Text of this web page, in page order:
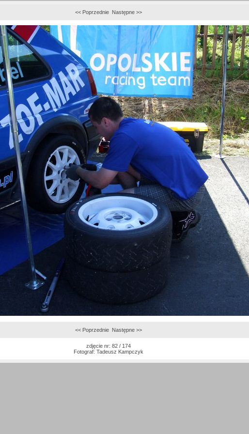
<< Poprzednie Następne >>
<< Poprzednie Następne >>
zdjęcie nr: 82 / 174
Fotograf: Tadeusz Kampczyk